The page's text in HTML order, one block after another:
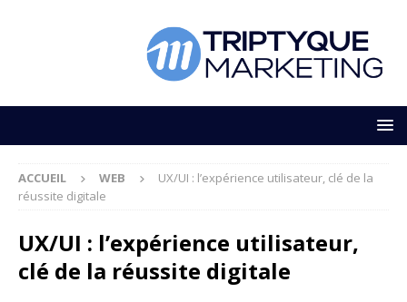
ACCUEIL WEB
UX/UI : l’expérience utilisateur, clé de la
réussite digitale
UX/UI : l’expérience utilisateur,
clé de la réussite digitale